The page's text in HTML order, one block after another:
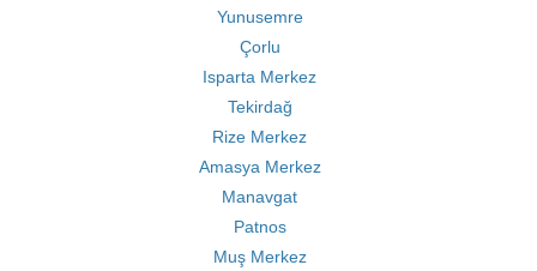
Yunusemre
Çorlu
Isparta Merkez
Tekirdağ
Rize Merkez
Amasya Merkez
Manavgat
Patnos
Muş Merkez